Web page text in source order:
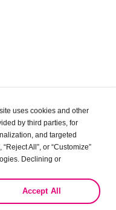
uses cookies and other
by third parties, for
and targeted
All”, or “Customize”
Declining or
your data in other contexts
Accept All